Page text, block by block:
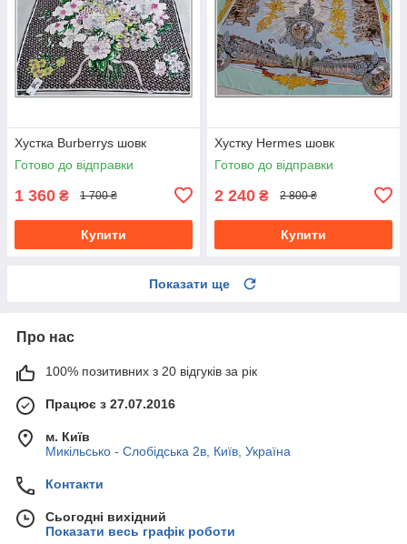
Хустка Burberrys шовк
Готово до відправки
1 360 ₴ 1 700 ₴
Купити
Хустку Hermes шовк
Готово до відправки
2 240 ₴ 2 800 ₴
Купити
Показати ще
Про нас
100% позитивних з 20 відгуків за рік
Працює з 27.07.2016
м. Київ
Микільсько - Слобідська 2в, Київ, Україна
Контакти
Сьогодні вихідний
Показати весь графік роботи